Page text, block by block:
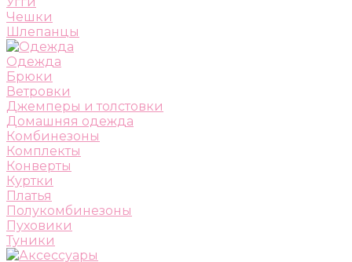
Чешки
Шлепанцы
Одежда
Брюки
Ветровки
Джемперы и толстовки
Домашняя одежда
Комбинезоны
Комплекты
Конверты
Куртки
Платья
Полукомбинезоны
Пуховики
Туники